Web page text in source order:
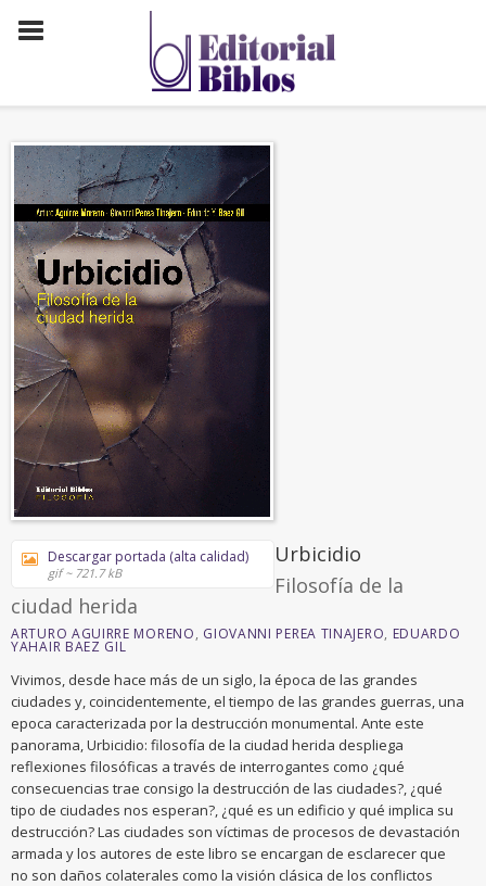
Descargar portada (alta calidad)
gif ~ 721.7 kB
Urbicidio
Filosofía de la
ciudad herida
ARTURO AGUIRRE MORENO, GIOVANNI PEREA TINAJERO, EDUARDO
YAHAIR BAEZ GIL
Vivimos, desde hace más de un siglo, la época de las grandes
ciudades y, coincidentemente, el tiempo de las grandes guerras, una
epoca caracterizada por la destrucción monumental. Ante este
panorama, Urbicidio: filosofía de la ciudad herida despliega
reflexiones filosóficas a través de interrogantes como ¿qué
consecuencias trae consigo la destrucción de las ciudades?, ¿qué
tipo de ciudades nos esperan?, ¿qué es un edificio y qué implica su
destrucción? Las ciudades son víctimas de procesos de devastación
armada y los autores de este libro se encargan de esclarecer que
no son daños colaterales como la visión clásica de los conflictos